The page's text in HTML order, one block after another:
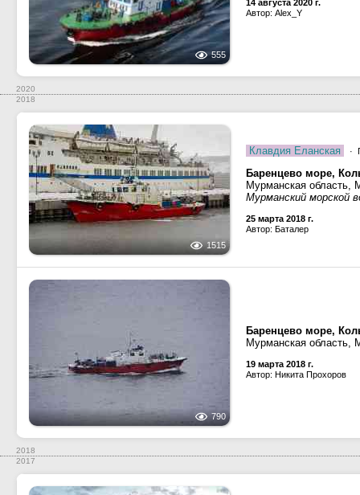
555
14 августа 2020 г.
Автор: Alex_Y
2020
2018
1515
Клавдия Еланская ·
Баренцево море,
Мурманская область,
Мурманский морской
25 марта 2018 г.
Автор: Баталер
790
Баренцево море,
Мурманская область,
19 марта 2018 г.
Автор: Никита Прохоров
2018
2017